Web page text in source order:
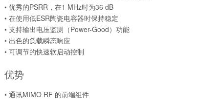
• 优秀的PSRR，在1 MHz时为36 dB
• 在使用低ESR陶瓷电容器时保持稳定
• 支持输出电压监测（Power-Good）功能
• 出色的负载瞬态响应
• 可调节的快速软启动控制
优势
• 通讯MIMO RF 的前端组件